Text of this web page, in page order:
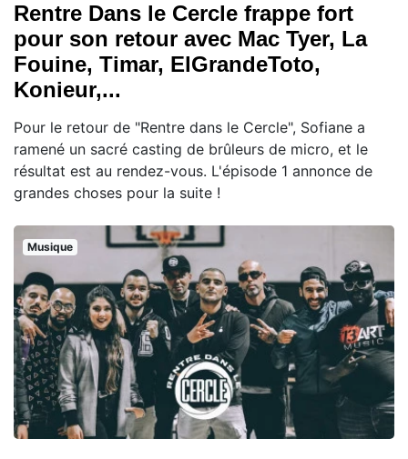
Rentre Dans le Cercle frappe fort
pour son retour avec Mac Tyer, La
Fouine, Timar, ElGrandeToto,
Konieur,...
Pour le retour de "Rentre dans le Cercle", Sofiane a
ramené un sacré casting de brûleurs de micro, et le
résultat est au rendez-vous. L'épisode 1 annonce de
grandes choses pour la suite !
Musique